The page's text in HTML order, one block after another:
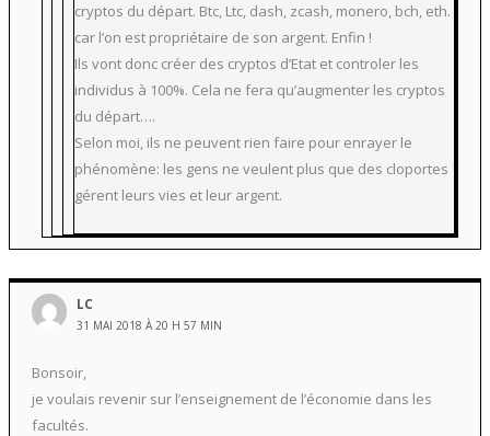
cryptos du départ. Btc, Ltc, dash, zcash, monero, bch, eth.
car l’on est propriétaire de son argent. Enfin !
Ils vont donc créer des cryptos d’Etat et controler les
individus à 100%. Cela ne fera qu’augmenter les cryptos
du départ….
Selon moi, ils ne peuvent rien faire pour enrayer le
phénomène: les gens ne veulent plus que des cloportes
gérent leurs vies et leur argent.
LC
31 MAI 2018 À 20 H 57 MIN
Bonsoir,
je voulais revenir sur l’enseignement de l’économie dans les
facultés.